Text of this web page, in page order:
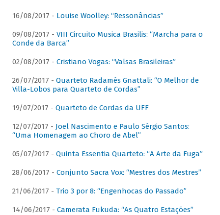
16/08/2017 - Louise Woolley: “Ressonâncias”
09/08/2017 - VIII Circuito Musica Brasilis: “Marcha para o
Conde da Barca”
02/08/2017 - Cristiano Vogas: “Valsas Brasileiras”
26/07/2017 - Quarteto Radamés Gnattali: “O Melhor de
Villa-Lobos para Quarteto de Cordas”
19/07/2017 - Quarteto de Cordas da UFF
12/07/2017 - Joel Nascimento e Paulo Sérgio Santos:
“Uma Homenagem ao Choro de Abel”
05/07/2017 - Quinta Essentia Quarteto: “A Arte da Fuga”
28/06/2017 - Conjunto Sacra Vox: “Mestres dos Mestres”
21/06/2017 - Trio 3 por 8: “Engenhocas do Passado”
14/06/2017 - Camerata Fukuda: “As Quatro Estações”